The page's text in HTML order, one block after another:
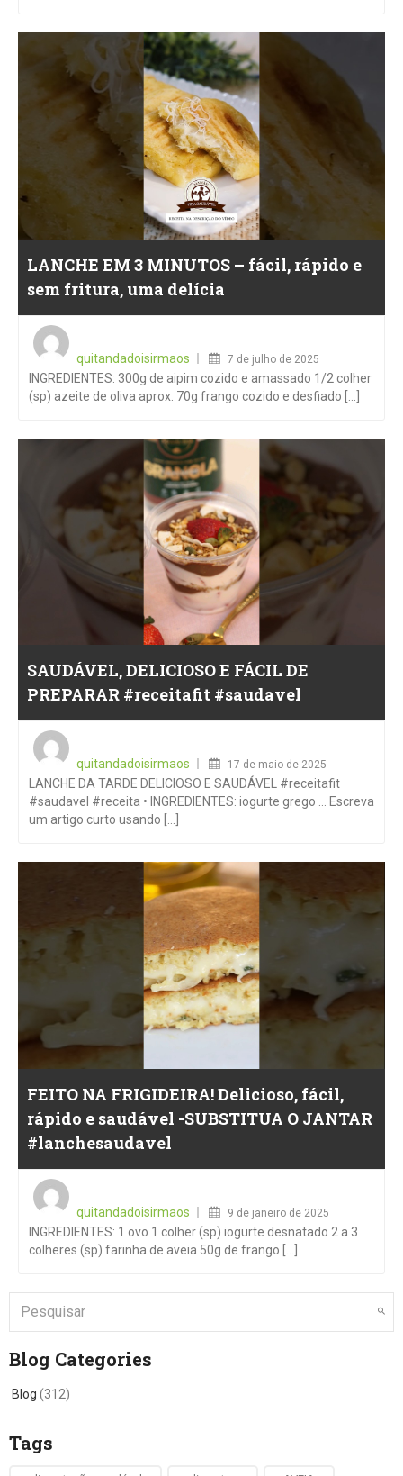
LANCHE EM 3 MINUTOS – fácil, rápido e
sem fritura, uma delícia
quitandadoisirmaos
7 de julho de 2025
INGREDIENTES: 300g de aipim cozido e amassado 1/2 colher
(sp) azeite de oliva aprox. 70g frango cozido e desfiado [...]
SAUDÁVEL, DELICIOSO E FÁCIL DE
PREPARAR #receitafit #saudavel
quitandadoisirmaos
17 de maio de 2025
LANCHE DA TARDE DELICIOSO E SAUDÁVEL #receitafit
#saudavel #receita • INGREDIENTES: iogurte grego … Escreva
um artigo curto usando [...]
FEITO NA FRIGIDEIRA! Delicioso, fácil,
rápido e saudável -SUBSTITUA O JANTAR
#lanchesaudavel
quitandadoisirmaos
9 de janeiro de 2025
INGREDIENTES: 1 ovo 1 colher (sp) iogurte desnatado 2 a 3
colheres (sp) farinha de aveia 50g de frango [...]
Blog Categories
Blog (312)
Tags